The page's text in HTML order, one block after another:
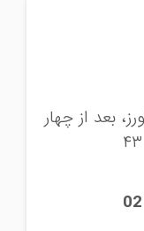
بعد از چهار